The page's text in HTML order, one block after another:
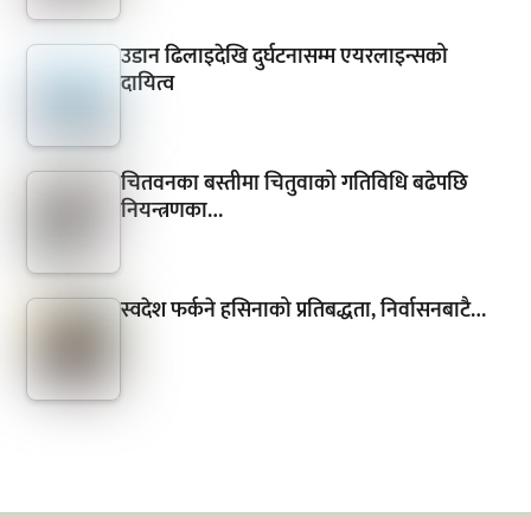
उडान ढिलाइदेखि दुर्घटनासम्म एयरलाइन्सको
दायित्व
चितवनका बस्तीमा चितुवाको गतिविधि बढेपछि
नियन्त्रणका…
स्वदेश फर्कने हसिनाको प्रतिबद्धता, निर्वासनबाटै…